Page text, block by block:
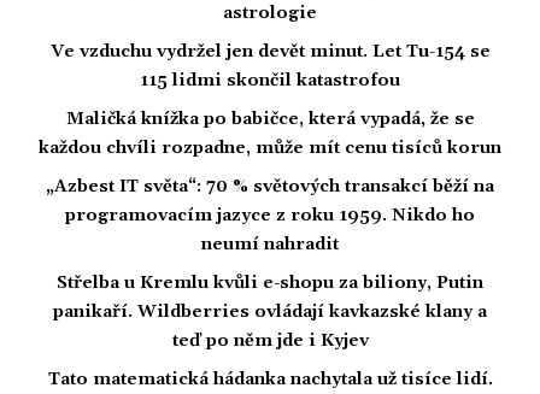
astrologie
Ve vzduchu vydržel jen devět minut. Let Tu-154 se
115 lidmi skončil katastrofou
Maličká knížka po babičce, která vypadá, že se
každou chvíli rozpadne, může mít cenu tisíců korun
„Azbest IT světa“: 70 % světových transakcí běží na
programovacím jazyce z roku 1959. Nikdo ho
neumí nahradit
Střelba u Kremlu kvůli e-shopu za biliony, Putin
panikaří. Wildberries ovládají kavkazské klany a
teď po něm jde i Kyjev
Tato matematická hádanka nachytala už tisíce lidí.